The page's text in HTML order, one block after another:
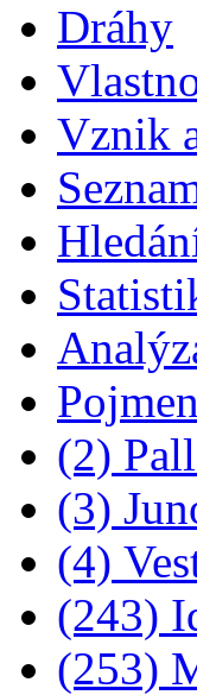
Dráhy
Vznik
(2)
(3)
(4)
(243)
(253)